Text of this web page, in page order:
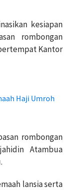
kesiapan
rombongan
Kantor
Haji Umroh
rombongan
Atambua
lansia serta